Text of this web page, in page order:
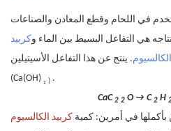
في اللحام وقطع المعادن والصناعات
هي التفاعل البسيط بين الماء وكربيد
الكالسيوم
(Ca(OH) ₂ ) .
CaC2 2 O → C2H
بأكملها في أمرين: كمية كربيد الكالسيوم